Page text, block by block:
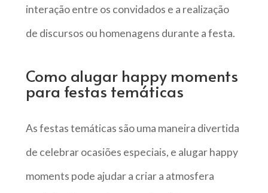
interação entre os convidados e a realização
de discursos ou homenagens durante a festa.
Como alugar happy moments
para festas temáticas
As festas temáticas são uma maneira divertida
de celebrar ocasiões especiais, e alugar happy
moments pode ajudar a criar a atmosfera